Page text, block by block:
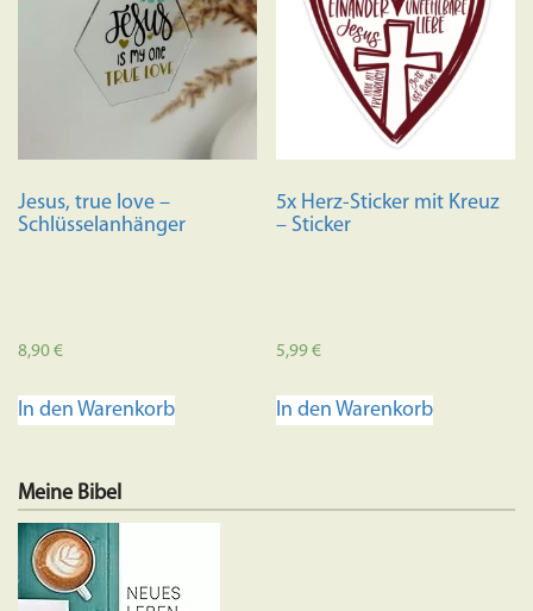
Jesus, true love –
Schlüsselanhänger
8,90€
In den Warenkorb
5x Herz-Sticker mit Kreuz
– Sticker
5,99€
In den Warenkorb
Meine Bibel